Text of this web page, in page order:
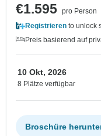
€1.595 pro Person
Registrieren to unlock
Preis basierend auf
10 Okt, 2026
8 Plätze verfügbar
Broschüre